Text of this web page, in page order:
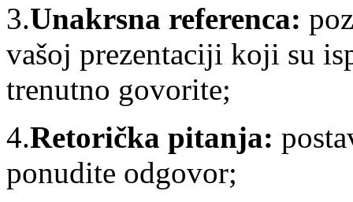
3.Unakrsna referenca:
vašoj prezentaciji koji su
trenutno govorite;
4.Retorička pitanja:
ponudite odgovor;